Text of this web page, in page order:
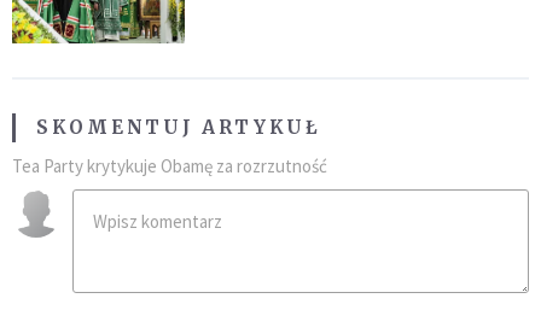
SKOMENTUJ ARTYKUŁ
Tea Party krytykuje Obamę za rozrzutność